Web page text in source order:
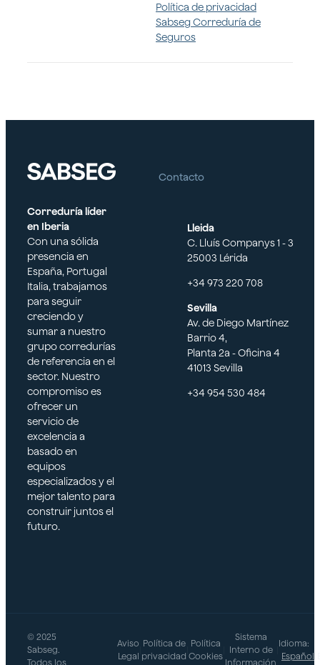
Política de privacidad
Sabseg Correduría de
Seguros
Correduría líder
en Iberia
Con una sólida
presencia en
España, Portugal
Italia, trabajamos
para seguir
creciendo y
sumar a nuestro
grupo corredurías
de referencia en el
sector. Nuestro
compromiso es
ofrecer un
servicio de
excelencia a
basado en
equipos
especializados y el
mejor talento para
construir juntos el
futuro.
Contacto
Lleida
C. Lluís Companys 1 - 3
25003 Lérida
+34 973 220 708
Sevilla
Av. de Diego Martínez
Barrio 4,
Planta 2a - Oficina 4
41013 Sevilla
+34 954 530 484
© 2025
Sabseg.
Todos los
Aviso
Legal
Política de
privacidad
Política
Cookies
Sistema
Interno de
Información
Idioma:
Español